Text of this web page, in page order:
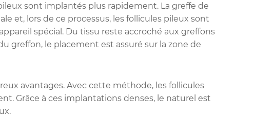
sont implantés plus rapidement. La greffe de
et, lors de ce processus, les follicules pileux sont
spécial. Du tissu reste accroché aux greffons
greffon, le placement est assuré sur la zone de
avantages. Avec cette méthode, les follicules
Grâce à ces implantations denses, le naturel est